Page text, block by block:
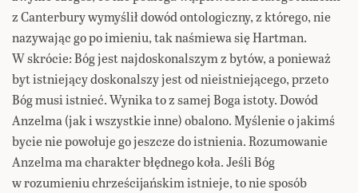
z Canterbury wymyślił dowód ontologiczny, z którego, nie
nazywając go po imieniu, tak naśmiewa się Hartman.
W skrócie: Bóg jest najdoskonalszym z bytów, a ponieważ
byt istniejący doskonalszy jest od nieistniejącego, przeto
Bóg musi istnieć. Wynika to z samej Boga istoty. Dowód
Anzelma (jak i wszystkie inne) obalono. Myślenie o jakimś
bycie nie powołuje go jeszcze do istnienia. Rozumowanie
Anzelma ma charakter błędnego koła. Jeśli Bóg
w rozumieniu chrześcijańskim istnieje, to nie sposób